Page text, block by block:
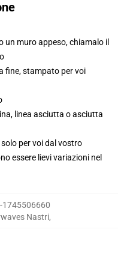
un muro appeso, chiamalo il
fine, stampato per voi
linea asciutta o asciutta
per voi dal vostro
essere lievi variazioni nel
1745506660
Nastri,